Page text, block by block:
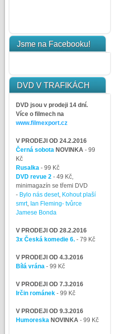
Jsme na Facebooku!
DVD V TRAFIKÁCH
DVD jsou v prodeji 14 dní.
Více o filmech na
www.filmexport.cz
V PRODEJI OD 24.2.2016
Černá sobotaNOVINKA - 99
Kč
Rusalka- 99 Kč
DVD revue 2- 49 Kč,
minimagazín se třemi DVD
- Bylo nás deset, Kohout plaší
smrt, Ian Fleming- tvůrce
Jamese Bonda
V PRODEJI OD 28.2.2016
3x Česká komedie 6. - 79 Kč
V PRODEJI OD 4.3.2016
Bílá vrána- 99 Kč
V PRODEJI OD 7.3.2016
Irčin románek - 99 Kč
V PRODEJI OD 9.3.2016
HumoreskaNOVINKA - 99 Kč